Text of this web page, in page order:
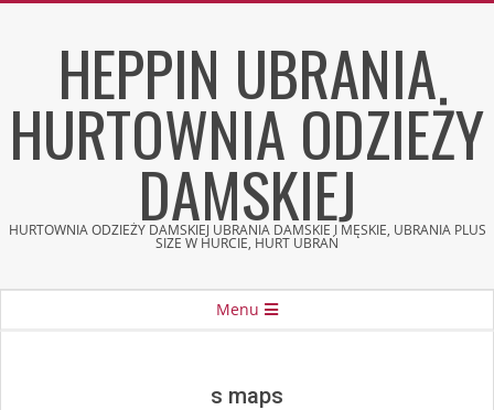
HEPPIN UBRANIA
HURTOWNIA ODZIEŻY
DAMSKIEJ
HURTOWNIA ODZIEŻY DAMSKIEJ UBRANIA DAMSKIE I MĘSKIE, UBRANIA PLUS
SIZE W HURCIE, HURT UBRAŃ
Menu
s maps